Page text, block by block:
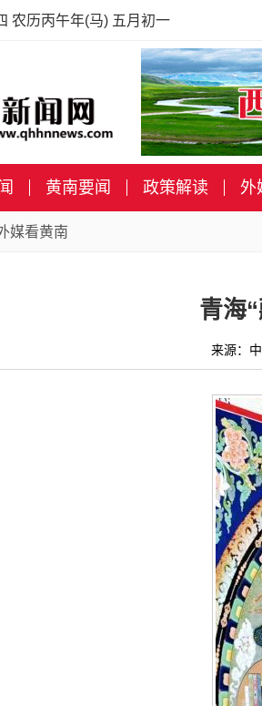
农历丙午年(马) 五月初一
黄南要闻 政策解读 外
媒看黄南
青海
来源：